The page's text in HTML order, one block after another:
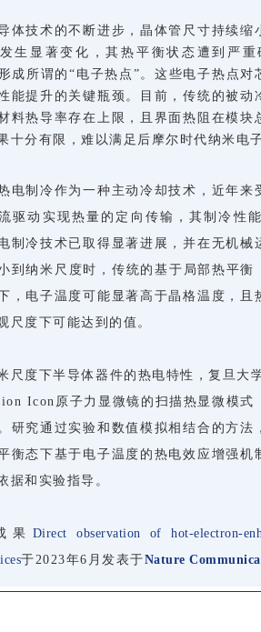
体技术的不断进步，晶体管尺寸持续
生显著变化，其热平衡状态遭到严
成所谓的“电子热点”。这些电子热点对
能提升的关键瓶颈。目前，传统的被动
料热导率存在上限，且界面热阻在模块
十分有限，难以满足后摩尔时代纳米电
电制冷作为一种主动冷却技术，近年来
驱动实现热量的定向传输，其制冷性
制冷技术已取得显著进展，并在无机械
到纳米尺度时，传统的基于局部热平
，电子温度可能显著高于晶格温度，且
尺度下可能达到的值。
尺度下半导体器件的热电特性，复旦大
Icon原子力显微镜的扫描热显微模式
研究通过实验和数值模拟相结合的方
衡态下基于电子温度的热电效应增强
据和实验指导。
果 Direct observation of hot-electron-
于2023年6月发表于Nature